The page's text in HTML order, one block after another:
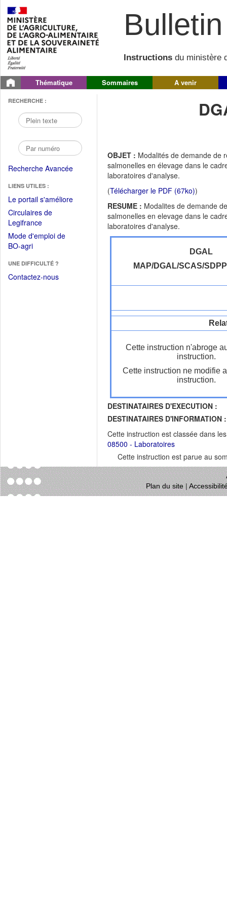
Instructions du ministère
Thématique Sommaires A venir
RECHERCHE :
Recherche Avancée
LIENS UTILES :
Le portail s'améliore(Fichier
Circulaires de
Legifrance(Ouvrir
dans
une
fenêtre)
Mode d'emploi de
BO-agri(Ouvrir
une
nouvelle
UNE DIFFICULTÉ ?
Contactez-nous
OBJET : Modalités de demande de
salmonelles en élevage dans le
laboratoires d'analyse.
(Télécharger le PDF (67ko))
RESUME : Modalites de demande
salmonelles en elevage dans le
laboratoires d'analyse.
DGAL
MAP/DGAL/SCAS/
Cette instruction n'abroge
instruction.
Cette instruction ne modifie
instruction.
DESTINATAIRES D'EXECUTION :
DESTINATAIRES D'INFORMATION :
Cette instruction est classée dans
08500 - Laboratoires
Cette instruction est parue au
Plan du site|